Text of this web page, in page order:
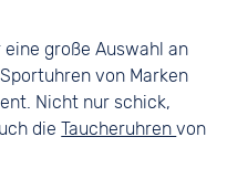
große Auswahl an
von Marken
Nicht nur schick,
dieTaucheruhrenvon